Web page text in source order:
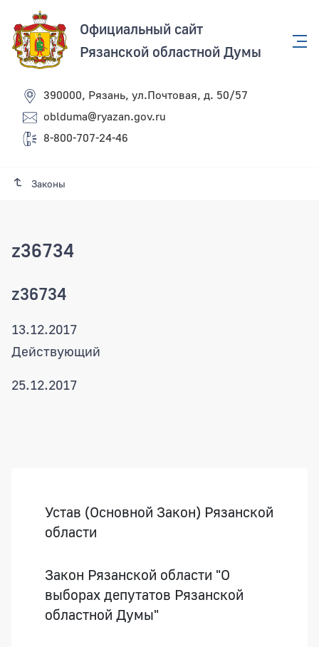
Официальный сайт
Рязанской областной Думы
390000, Рязань, ул.Почтовая, д. 50/57
oblduma@ryazan.gov.ru
8-800-707-24-46
Законы
z36734
z36734
13.12.2017
Действующий
25.12.2017
Устав (Основной Закон) Рязанской
области
Закон Рязанской области "О
выборах депутатов Рязанской
областной Думы"